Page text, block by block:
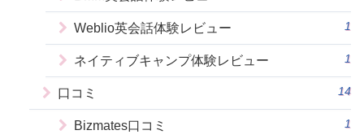
Weblio英会話体験レビュー 1
ネイティブキャンプ体験レビュー 1
口コミ 14
Bizmates口コミ 1